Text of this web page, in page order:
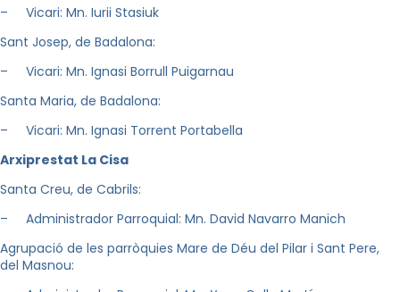
– Vicari: Mn. Iurii Stasiuk
Sant Josep, de Badalona:
– Vicari: Mn. Ignasi Borrull Puigarnau
Santa Maria, de Badalona:
– Vicari: Mn. Ignasi Torrent Portabella
Arxiprestat La Cisa
Santa Creu, de Cabrils:
– Administrador Parroquial: Mn. David Navarro Manich
Agrupació de les parròquies Mare de Déu del Pilar i Sant Pere,
del Masnou: